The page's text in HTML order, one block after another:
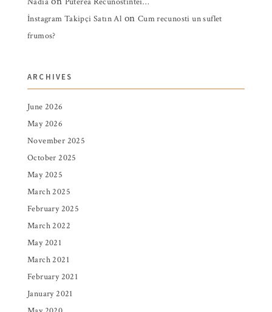
İnstagram Takipçi Satın Al on Cum recunosti un suflet
frumos?
ARCHIVES
June 2026
May 2026
November 2025
October 2025
May 2025
March 2025
February 2025
March 2022
May 2021
March 2021
February 2021
January 2021